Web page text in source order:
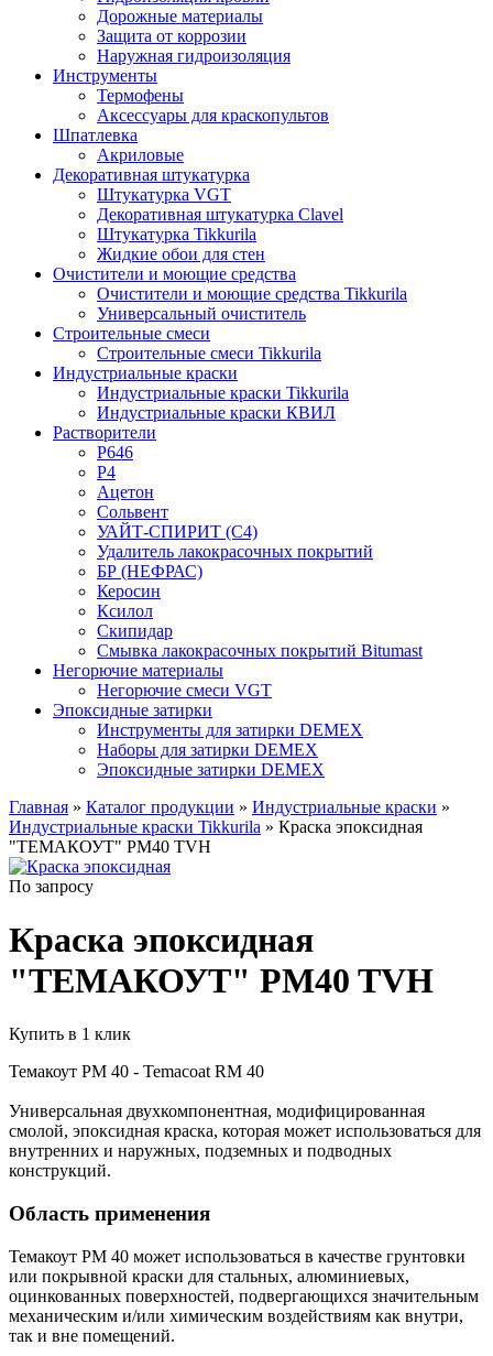
Дорожные материалы
Защита от коррозии
Наружная гидроизоляция
Инструменты
Термофены
Аксессуары для краскопультов
Шпатлевка
Акриловые
Декоративная штукатурка
Штукатурка VGT
Декоративная штукатурка Clavel
Штукатурка Tikkurila
Жидкие обои для стен
Очистители и моющие средства
Очистители и моющие средства Tikkurila
Универсальный очиститель
Строительные смеси
Строительные смеси Tikkurila
Индустриальные краски
Индустриальные краски Tikkurila
Индустриальные краски КВИЛ
Растворители
P646
P4
Ацетон
Сольвент
УАЙТ-СПИРИТ (С4)
Удалитель лакокрасочных покрытий
БР (НЕФРАС)
Керосин
Ксилол
Скипидар
Смывка лакокрасочных покрытий Bitumast
Негорючие материалы
Негорючие смеси VGT
Эпоксидные затирки
Инструменты для затирки DEMEX
Наборы для затирки DEMEX
Эпоксидные затирки DEMEX
Главная » Каталог продукции » Индустриальные краски »
Индустриальные краски Tikkurila » Краска эпоксидная
"ТЕМАКОУТ" РM40 TVH
По запросу
Краска эпоксидная
"ТЕМАКОУТ" РM40 TVH
Купить в 1 клик
Темакоут РМ 40 - Temacoat RM 40
Универсальная двухкомпонентная, модифицированная
смолой, эпоксидная краска, которая может использоваться для
внутренних и наружных, подземных и подводных
конструкций.
Область применения
Темакоут РМ 40 может использоваться в качестве грунтовки
или покрывной краски для стальных, алюминиевых,
оцинкованных поверхностей, подвергающихся значительным
механическим и/или химическим воздействиям как внутри,
так и вне помещений.